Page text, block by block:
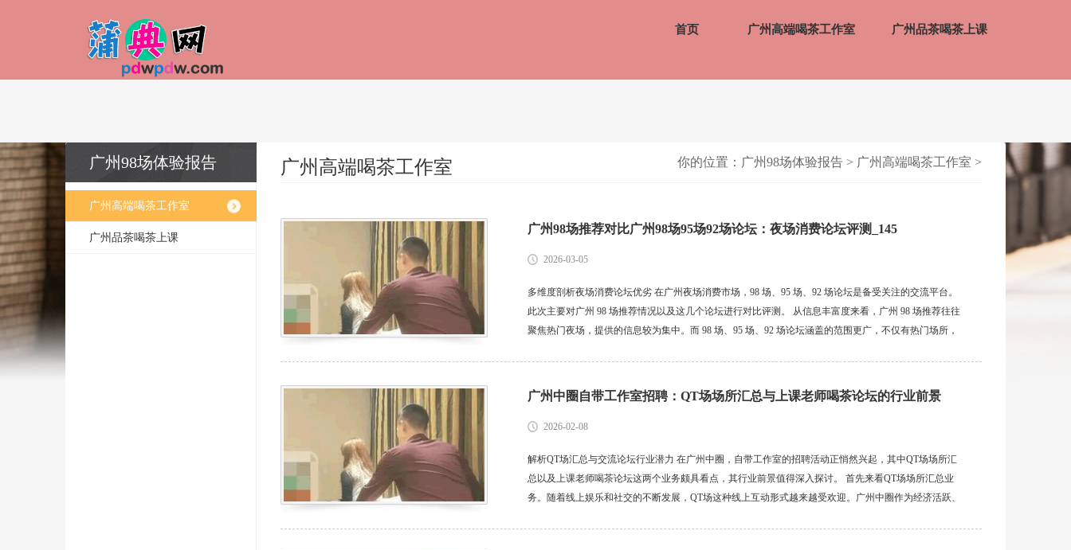
首页 广州高端喝茶工作室 广州品茶喝茶上课
广州98场体验报告
广州高端喝茶工作室
广州品茶喝茶上课
广州高端喝茶工作室 你的位置： 广州98场体验报告 > 广州高端喝茶工作室 >
广州98场推荐对比广州98场95场92场论坛：夜场消费论坛评测_145
2026-03-05
多维度剖析夜场消费论坛优劣 在广州夜场消费市场，98 场、95 场、92 场论坛是备受关注的交流平台。
此次主要对广州 98 场推荐情况以及这几个论坛进行对比评测。 从信息丰富度来看，广州 98 场推荐往往
聚焦热门夜场，提供的信息较为集中。而 98 场、95 场、92 场论坛涵盖的范围更广，不仅有热门场所，
广州中圈自带工作室招聘：QT场场所汇总与上课老师喝茶论坛的行业前景
2026-02-08
解析QT场汇总与交流论坛行业潜力 在广州中圈，自带工作室的招聘活动正悄然兴起，其中QT场场所汇
总以及上课老师喝茶论坛这两个业务颇具看点，其行业前景值得深入探讨。 首先来看QT场场所汇总业
务。随着线上娱乐和社交的不断发展，QT场这种线上互动形式越来越受欢迎。广州中圈作为经济活跃、